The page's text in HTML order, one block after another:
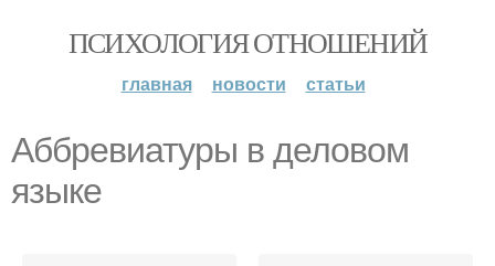
ПСИХОЛОГИЯ ОТНОШЕНИЙ
главная новости статьи
Аббревиатуры в деловом
языке